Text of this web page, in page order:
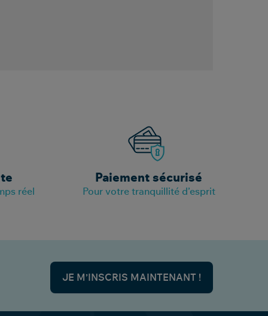
réel
Paiement sécurisé
Pour votre tranquillité d’esprit
JE M’INSCRIS MAINTENANT !